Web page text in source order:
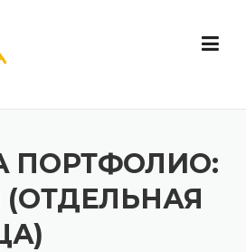
ПОРТФОЛИО:
(ОТДЕЛЬНАЯ